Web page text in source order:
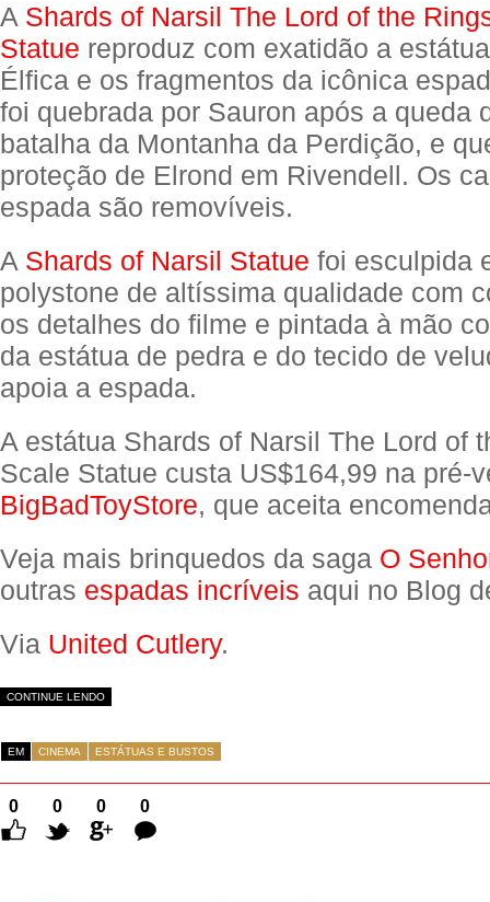
A Shards of Narsil The Lord of the
Statue reproduz com exatidão a
Élfica e os fragmentos da icônica
foi quebrada por Sauron após a queda
batalha da Montanha da Perdição, e
proteção de Elrond em Rivendell. Os
espada são removíveis.
A Shards of Narsil Statue foi esculpida
polystone de altíssima qualidade com
os detalhes do filme e pintada à mão
da estátua de pedra e do tecido de
apoia a espada.
A estátua Shards of Narsil The Lord of
Scale Statue custa US$164,99 na pré-
BigBadToyStore, que aceita
Veja mais brinquedos da saga O
outras espadas incríveis aqui no Blog
Via United Cutlery.
CONTINUE LENDO
EM CINEMA ESTÁTUAS E BUSTOS
0 0 0
0
Comentários